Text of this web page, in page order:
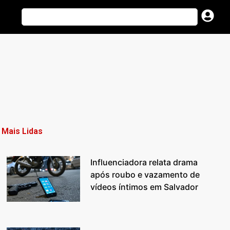
Mais Lidas
Influenciadora relata drama
após roubo e vazamento de
vídeos íntimos em Salvador